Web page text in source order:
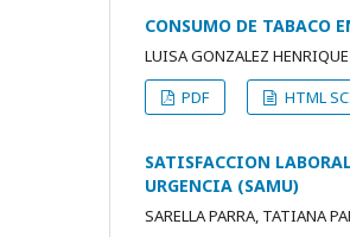
CONSUMO DE TABACO
LUISA GONZALEZ
PDF
HTML
SATISFACCION
URGENCIA (SAMU)
SARELLA PARRA, TATIANA